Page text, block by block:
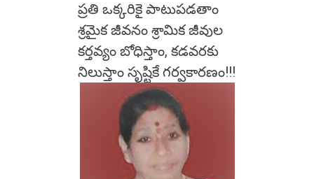
ప్రతి ఒక్కరికై పాటుపడతాం
శ్రమైక జీవనం శ్రామిక జీవుల
కర్తవ్యం బోధిస్తాం, కడవరకు
నిలుస్తాం సృష్టికే గర్వకారణం!!!